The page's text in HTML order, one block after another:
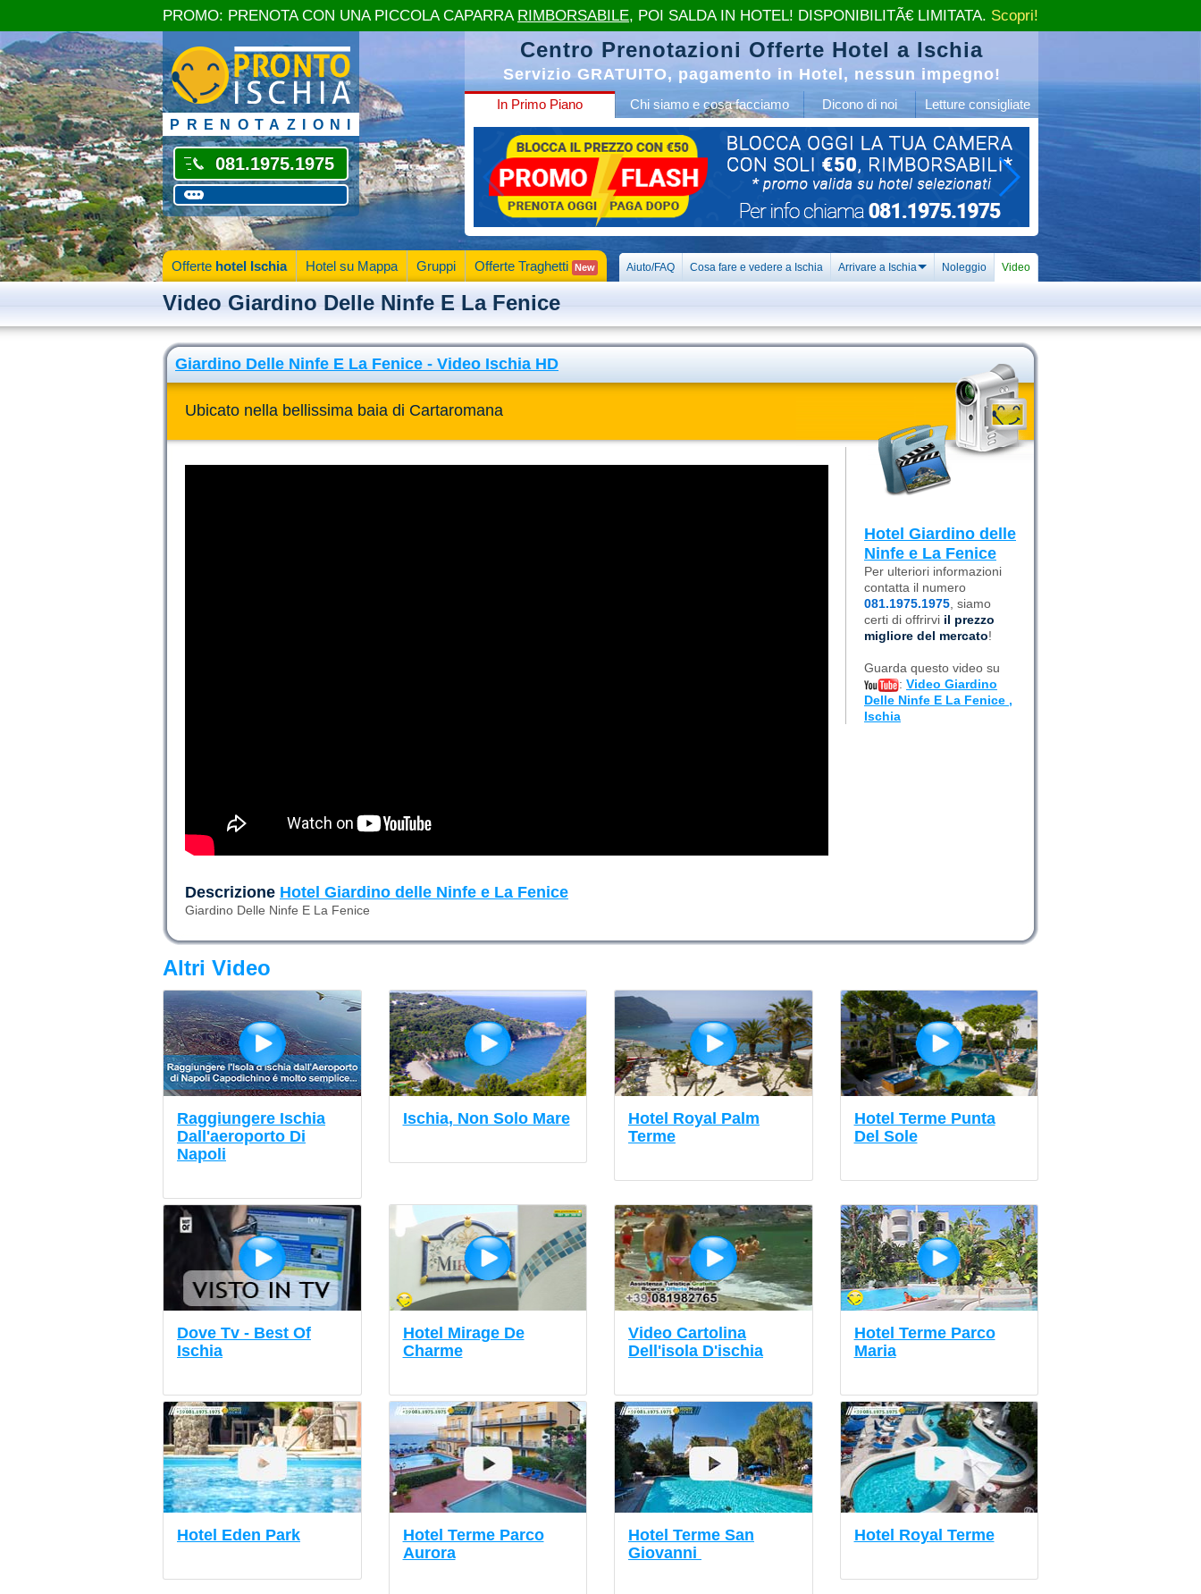
PRENOTAZIONI
081.1975.1975
Centro Prenotazioni Offerte Hotel a Ischia
Servizio GRATUITO, pagamento in Hotel, nessun impegno!
In Primo Piano Chi siamo e cosa facciamo Dicono di noi Letture consigliate
Offerte hotel Ischia Hotel su Mappa Gruppi Offerte Traghetti New Aiuto/FAQ Cosa fare e vedere a Ischia Arrivare a Ischia Noleggio Video
Video Giardino Delle Ninfe E La Fenice
Giardino Delle Ninfe E La Fenice - Video Ischia HD
Ubicato nella bellissima baia di Cartaromana
Hotel Giardino delle
Ninfe e La Fenice
Per ulteriori informazioni
contatta il numero
081.1975.1975 , siamo
certi di offrirvi il prezzo
migliore del mercato!
Guarda questo video su
: Video Giardino
Delle Ninfe E La Fenice ,
Ischia
Descrizione Hotel Giardino delle Ninfe e La Fenice
Giardino Delle Ninfe E La Fenice
Altri Video
Raggiungere Ischia
Dall'aeroporto Di
Napoli
Ischia, Non Solo Mare
Hotel Royal Palm
Terme
Hotel Terme Punta
Del Sole
Dove Tv - Best Of
Ischia
Hotel Mirage De
Charme
Video Cartolina
Dell'isola D'ischia
Hotel Terme Parco
Maria
Hotel Eden Park
Hotel Terme Parco
Aurora
Hotel Terme San
Giovanni
Hotel Royal Terme
PROMO: PRENOTA CON UNA PICCOLA CAPARRA RIMBORSABILE, POI SALDA IN HOTEL! DISPONIBILITÃ€ LIMITATA. Scopri!